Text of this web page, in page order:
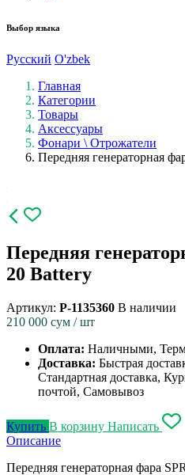
Выбор языка
Русский O'zbek
Главная
Категории
Товары
Аксессуары
Фонари \ Отрожатели
Передняя генераторная
Передняя
20 Battery
Артикул: P-1135360 В наличии
210 000 сум / шт
Оплата: Наличными,
Доставка: Быстрая
Стандартная доставка,
почтой, Самовывоз
Купить В корзину Написать
Описание
Передняя генераторная фара